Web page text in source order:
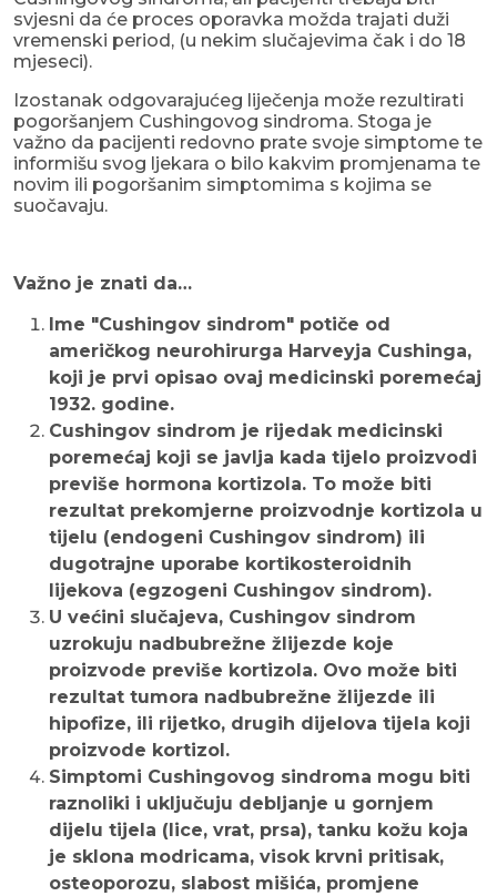
svjesni da će proces oporavka možda trajati duži
vremenski period, (u nekim slučajevima čak i do 18
mjeseci).
Izostanak odgovarajućeg liječenja može rezultirati
pogoršanjem Cushingovog sindroma. Stoga je
važno da pacijenti redovno prate svoje simptome te
informišu svog ljekara o bilo kakvim promjenama te
novim ili pogoršanim simptomima s kojima se
suočavaju.
Važno je znati da…
Ime "Cushingov sindrom" potiče od
američkog neurohirurga Harveyja Cushinga,
koji je prvi opisao ovaj medicinski poremećaj
1932. godine.
Cushingov sindrom je rijedak medicinski
poremećaj koji se javlja kada tijelo proizvodi
previše hormona kortizola. To može biti
rezultat prekomjerne proizvodnje kortizola u
tijelu (endogeni Cushingov sindrom) ili
dugotrajne uporabe kortikosteroidnih
lijekova (egzogeni Cushingov sindrom).
U većini slučajeva, Cushingov sindrom
uzrokuju nadbubrežne žlijezde koje
proizvode previše kortizola. Ovo može biti
rezultat tumora nadbubrežne žlijezde ili
hipofize, ili rijetko, drugih dijelova tijela koji
proizvode kortizol.
Simptomi Cushingovog sindroma mogu biti
raznoliki i uključuju debljanje u gornjem
dijelu tijela (lice, vrat, prsa), tanku kožu koja
je sklona modricama, visok krvni pritisak,
osteoporozu, slabost mišića, promjene